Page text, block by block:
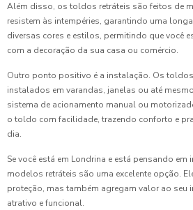
Além disso, os toldos retráteis são feitos de
resistem às intempéries, garantindo uma
diversas cores e estilos, permitindo que você
com a decoração da sua casa ou comércio.
Outro ponto positivo é a instalação. Os
instalados em varandas, janelas ou até
sistema de acionamento manual ou
o toldo com facilidade, trazendo conforto e
dia.
Se você está em Londrina e está pensando
modelos retráteis são uma excelente opção.
proteção, mas também agregam valor ao seu
atrativo e funcional.